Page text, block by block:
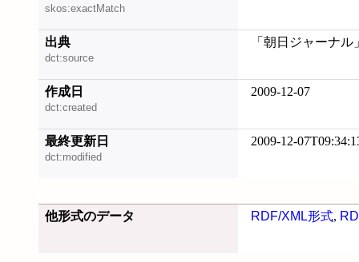
skos:exactMatch
出典
dct:source
「朝日ジャーナ
作成日
dct:created
2009-12-07
最終更新日
dct:modified
2009-12-
他形式のデータ RDF/XML形式,